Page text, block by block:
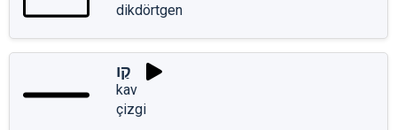
dikdörtgen
קַו
kav
çizgi